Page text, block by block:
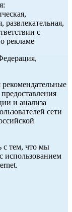
развлекательная,
с
рекламе
и анализа
сети
с тем, что мы
использованием